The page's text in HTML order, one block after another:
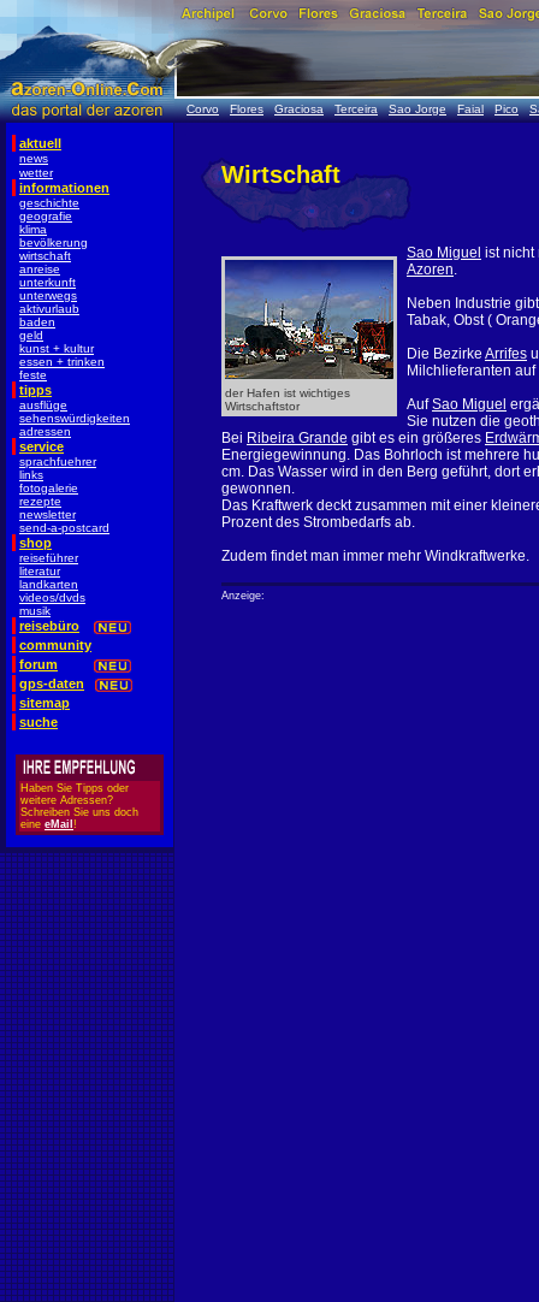
Corvo Flores Graciosa Terceira Sao Jorge Faial Pico
aktuell
news
wetter
informationen
geschichte
geografie
klima
bevölkerung
wirtschaft
anreise
unterkunft
unterwegs
aktivurlaub
baden
geld
kunst + kultur
essen + trinken
feste
tipps
ausflüge
sehenswürdigkeiten
adressen
service
sprachfuehrer
links
fotogalerie
rezepte
newsletter
send-a-postcard
shop
reiseführer
literatur
landkarten
videos/dvds
musik
reisebüro
community
forum
gps-daten
sitemap
suche
Haben Sie Tipps oder
weitere Adressen?
Schreiben Sie uns doch
eine eMail !
Wirtschaft
der Hafen ist wichtiges
Wirtschaftstor
Sao Miguel ist nicht
Azoren.
Neben Industrie
Tabak, Obst (
Die Bezirke Arrifes
Milchlieferanten auf
AufSao Miguel
Sie nutzen die
Bei Ribeira Grande gibt es ein größeres
Energiegewinnung. Das Bohrloch ist mehrere
cm. Das Wasser wird in den Berg geführt, dort
gewonnen.
Das Kraftwerk deckt zusammen mit einer
Prozent des Strombedarfs ab.
Zudem findet man immer mehr Windkraftwerke.
Anzeige: